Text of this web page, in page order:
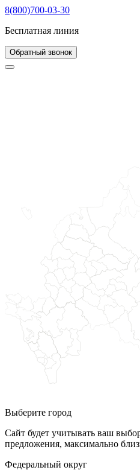
8(800)700-03-30
Бесплатная линия
Обратный звонок
Выберите город
Сайт будет учитывать ваш
предложения, максимально
Федеральный округ